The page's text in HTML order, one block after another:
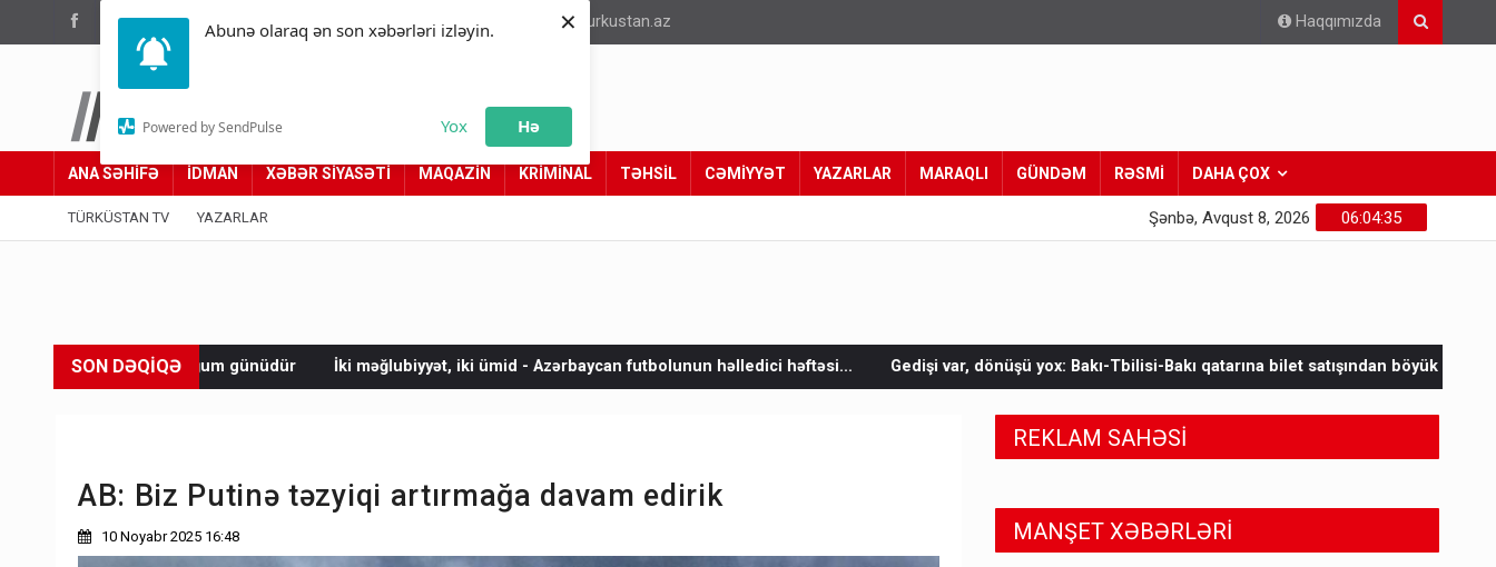
Abunə olaraq ən son xəbərləri izləyin.
Powered by SendPulse Yox Hə
×
(012) 449 94 05 info@turkustan.az Haqqımızda
Türküstan.az
Adımız yolumuzdur
ANA SƏHİFƏ İDMAN XƏBƏR SİYASƏTİ MAQAZİN KRİMİNAL TƏHSİL CƏMİYYƏT YAZARLAR MARAQLI GÜNDƏM RƏSMİ DAHA ÇOX
TÜRKÜSTAN TV YAZARLAR 06:04:36
Şənbə, Avqust 8, 2026
SON DƏQİQƏ
günüdür İki məğlubiyyət, iki ümid - Azərbaycan futbolunun həlledici həftəsi... Gedişi var, dönüşü yox: Bakı-Tbilisi-Bakı qatarına bilet satışından böyük narazılıq Zelenskinin
AB: Biz Putinə təzyiqi artırmağa davam edirik
10 Noyabr 2025 16:48
REKLAM SAHƏSİ
MANŞET XƏBƏRLƏRİ